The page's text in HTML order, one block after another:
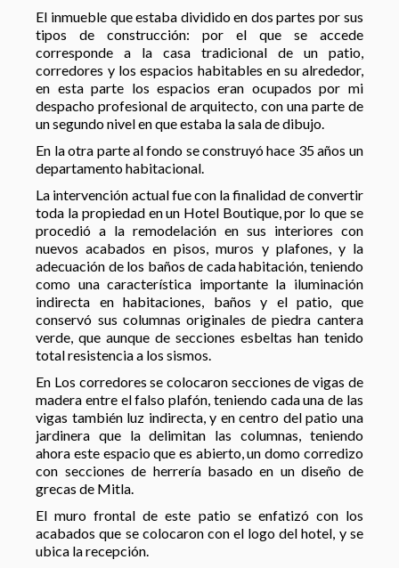
El inmueble que estaba dividido en dos partes por sus
tipos de construcción: por el que se accede
corresponde a la casa tradicional de un patio,
corredores y los espacios habitables en su alrededor,
en esta parte los espacios eran ocupados por mi
despacho profesional de arquitecto, con una parte de
un segundo nivel en que estaba la sala de dibujo.
En la otra parte al fondo se construyó hace 35 años un
departamento habitacional.
La intervención actual fue con la finalidad de convertir
toda la propiedad en un Hotel Boutique, por lo que se
procedió a la remodelación en sus interiores con
nuevos acabados en pisos, muros y plafones, y la
adecuación de los baños de cada habitación, teniendo
como una característica importante la iluminación
indirecta en habitaciones, baños y el patio, que
conservó sus columnas originales de piedra cantera
verde, que aunque de secciones esbeltas han tenido
total resistencia a los sismos.
En Los corredores se colocaron secciones de vigas de
madera entre el falso plafón, teniendo cada una de las
vigas también luz indirecta, y en centro del patio una
jardinera que la delimitan las columnas, teniendo
ahora este espacio que es abierto, un domo corredizo
con secciones de herrería basado en un diseño de
grecas de Mitla.
El muro frontal de este patio se enfatizó con los
acabados que se colocaron con el logo del hotel, y se
ubica la recepción.